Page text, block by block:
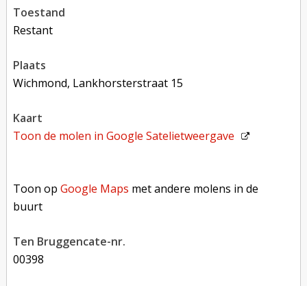
toestand
restant
plaats
Wichmond, Lankhorsterstraat 15
kaart
Toon de molen inGoogle Satelietweergave
Toon opGoogle Maps met andere molens in de
buurt
Ten Bruggencate-nr.
00398